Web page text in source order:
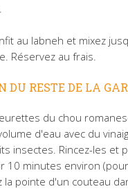
au labneh et mixez
Réservez au frais.
DU RESTE DE LA
du chou
d'eau avec du
insectes. Rincez-les et
10 minutes environ
la pointe d'un couteau